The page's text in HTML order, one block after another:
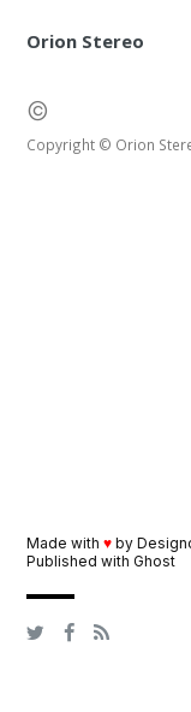
Orion Stereo
©
Copyright © Orion
Made with ♥ by
Published with Ghost